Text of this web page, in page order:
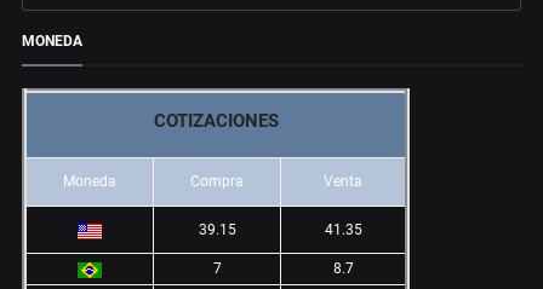
MONEDA
COTIZACIONES
Moneda Compra Venta
39.15 41.35
7 8.7